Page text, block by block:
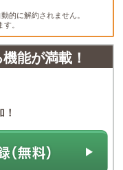
的に解約されません。
。
能が満載！